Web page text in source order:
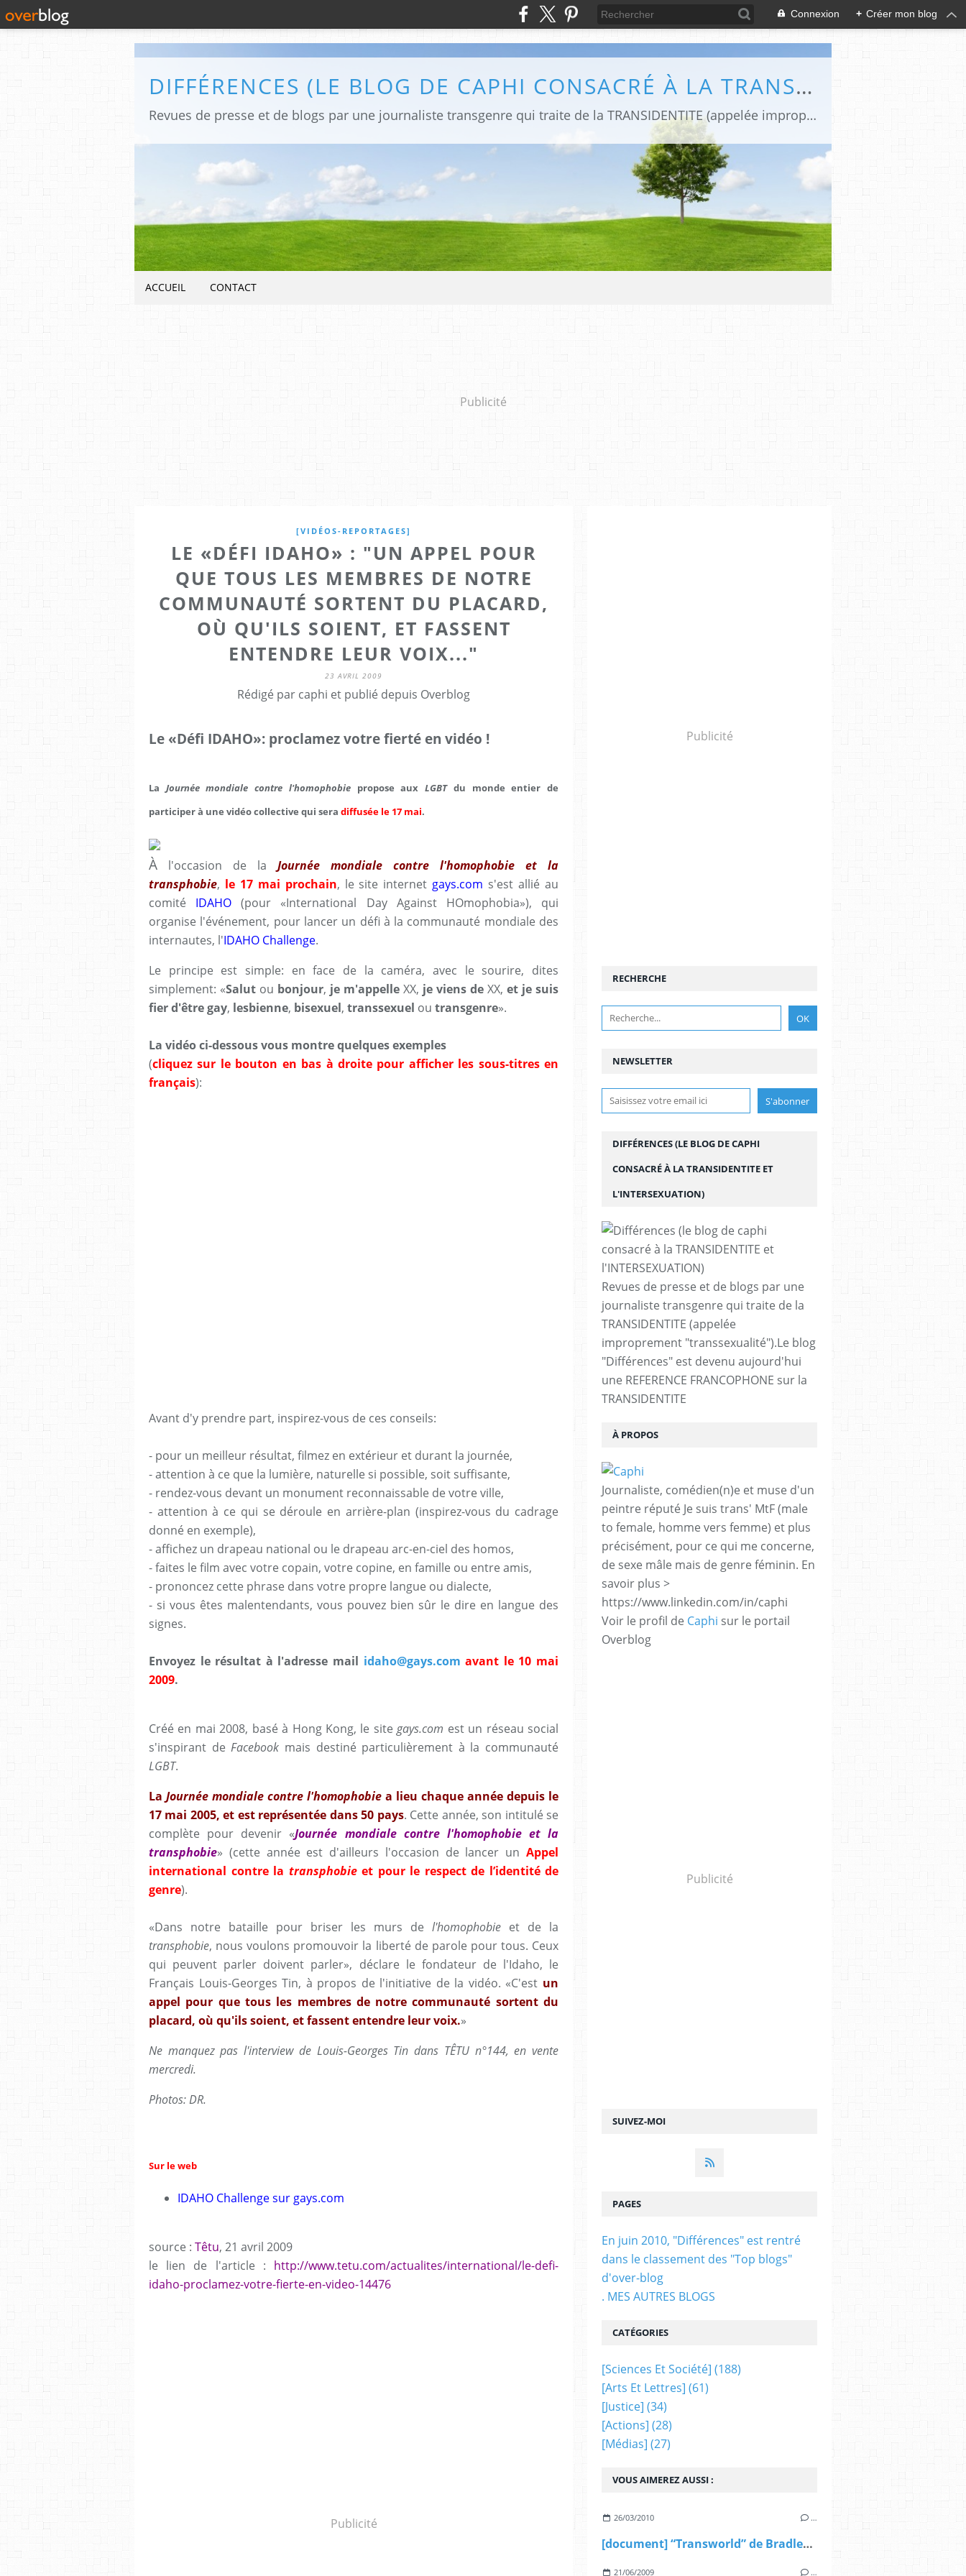
Connexion + Créer mon blog
DIFFÉRENCES (LE BLOG DE CAPHI CONSACRÉ À LA TRANSIDENTITE ET L'INTERSEXUATION)
Revues de presse et de blogs par une journaliste transgenre qui traite de la TRANSIDENTITE (appelée improprement "transsexualité").Le blog "Différences" est devenu aujourd'hui une REFERENCE FRANCOPHONE sur la TRANSIDENTITE
ACCUEIL CONTACT
Publicité
[VIDÉOS-REPORTAGES]
LE «DÉFI IDAHO» : "UN APPEL POUR
QUE TOUS LES MEMBRES DE NOTRE
COMMUNAUTÉ SORTENT DU PLACARD,
OÙ QU'ILS SOIENT, ET FASSENT
ENTENDRE LEUR VOIX..."
23 AVRIL 2009
Rédigé par caphi et publié depuis Overblog
Le «Défi IDAHO»: proclamez votre fierté en vidéo !
La Journée mondiale contre l'homophobiepropose auxLGBTdu monde entier de
participer à une vidéo collective qui sera diffusée le 17 mai.
À l'occasion de la Journée mondiale contre l'homophobie et la
transphobie, le 17 mai prochain, le site internet gays.com s'est allié au
comité IDAHO (pour «International Day Against HOmophobia»), qui
organise l'événement, pour lancer un défi à la communauté mondiale des
internautes, l'IDAHO Challenge.
Le principe est simple: en face de la caméra, avec le sourire, dites
simplement: «Salut ou bonjour, je m'appelle XX, je viens de XX, et je suis
fier d'êtregay, lesbienne, bisexuel, transsexuel ou transgenre».
La vidéo ci-dessous vous montre quelques exemples
(cliquez sur le bouton en bas à droite pour afficher les sous-titres en
français):
Avant d'y prendre part, inspirez-vous de ces conseils:
- pour un meilleur résultat, filmez en extérieur et durant la journée,
- attention à ce que la lumière, naturelle si possible, soit suffisante,
- rendez-vous devant un monument reconnaissable de votre ville,
- attention à ce qui se déroule en arrière-plan (inspirez-vous du cadrage
donné en exemple),
- affichez un drapeau national ou le drapeau arc-en-ciel des homos,
- faites le film avec votre copain, votre copine, en famille ou entre amis,
- prononcez cette phrase dans votre propre langue ou dialecte,
- si vous êtes malentendants, vous pouvez bien sûr le dire en langue des
signes.
Envoyez le résultat à l'adresse mail idaho@gays.com avant le 10 mai
2009.
Créé en mai 2008, basé à Hong Kong, le sitegays.com est un réseau social
s'inspirant deFacebook mais destiné particulièrement à la communauté
LGBT.
La Journée mondiale contre l'homophobie a lieu chaque année depuis le
17 mai 2005, et est représentée dans 50 pays. Cette année, son intitulé se
complète pour devenir «Journée mondiale contre l'homophobie et la
transphobie» (cette année est d'ailleurs l'occasion de lancer un Appel
international contre la transphobieet pour le respect de l’identité de
genre).
«Dans notre bataille pour briser les murs de l'homophobie et de la
transphobie, nous voulons promouvoir la liberté de parole pour tous. Ceux
qui peuvent parler doivent parler», déclare le fondateur de l'Idaho, le
Français Louis-Georges Tin, à propos de l'initiative de la vidéo. «C'est un
appel pour que tous les membres de notre communauté sortent du
placard, où qu'ils soient, et fassent entendre leur voix.»
Ne manquez pas l'interview de Louis-Georges Tin dans TÊTU n°144, en vente
mercredi.
Photos: DR.
Sur le web
IDAHO Challenge sur gays.com
source : Têtu, 21 avril 2009
le lien de l'article : http://www.tetu.com/actualites/international/le-defi-
idaho-proclamez-votre-fierte-en-video-14476
Publicité
Publicité
NEWSLETTER
SUIVEZ-MOI
RECHERCHE
DIFFÉRENCES (LE BLOG DE CAPHI
CONSACRÉ À LA TRANSIDENTITE ET
L'INTERSEXUATION)
Revues de presse et de blogs par une
journaliste transgenre qui traite de la
TRANSIDENTITE (appelée
improprement "transsexualité").Le blog
"Différences" est devenu aujourd'hui
une REFERENCE FRANCOPHONE sur la
TRANSIDENTITE
À PROPOS
Journaliste, comédien(n)e et muse d'un
peintre réputé Je suis trans' MtF (male
to female, homme vers femme) et plus
précisément, pour ce qui me concerne,
de sexe mâle mais de genre féminin. En
savoir plus >
https://www.linkedin.com/in/caphi
Voir le profil de Caphi sur le portail
Overblog
Publicité
VOUS AIMEREZ AUSSI :
26/03/2010 …
[document] “Transworld” de Bradley Fayki : "pour une histoire des trans’ par les trans’" (billet + liens)
21/06/2009 …
PAGES
En juin 2010, "Différences" est rentré
dans le classement des "Top blogs"
d'over-blog
. MES AUTRES BLOGS
CATÉGORIES
[sciences Et Société] (188)
[arts Et Lettres] (61)
[justice] (34)
[actions] (28)
[médias] (27)